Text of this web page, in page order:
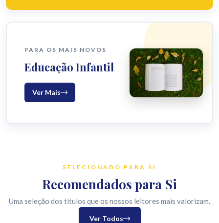
PARA OS MAIS NOVOS
Educação Infantil
Ver Mais
SELECIONADO PARA SI
Recomendados para Si
Uma seleção dos títulos que os nossos leitores mais valorizam.
Ver Todos